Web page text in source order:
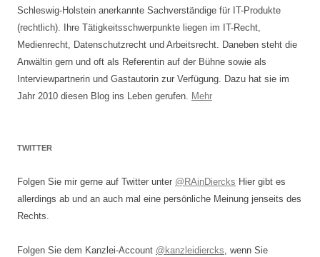
Schleswig-Holstein anerkannte Sachverständige für IT-Produkte
(rechtlich). Ihre Tätigkeitsschwerpunkte liegen im IT-Recht,
Medienrecht, Datenschutzrecht und Arbeitsrecht. Daneben steht die
Anwältin gern und oft als Referentin auf der Bühne sowie als
Interviewpartnerin und Gastautorin zur Verfügung. Dazu hat sie im
Jahr 2010 diesen Blog ins Leben gerufen. Mehr
TWITTER
Folgen Sie mir gerne auf Twitter unter @RAinDiercks Hier gibt es
allerdings ab und an auch mal eine persönliche Meinung jenseits des
Rechts.
Folgen Sie dem Kanzlei-Account @kanzleidiercks, wenn Sie